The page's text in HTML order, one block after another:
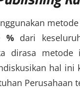
%dari
dirasa
hal
Perusahaan